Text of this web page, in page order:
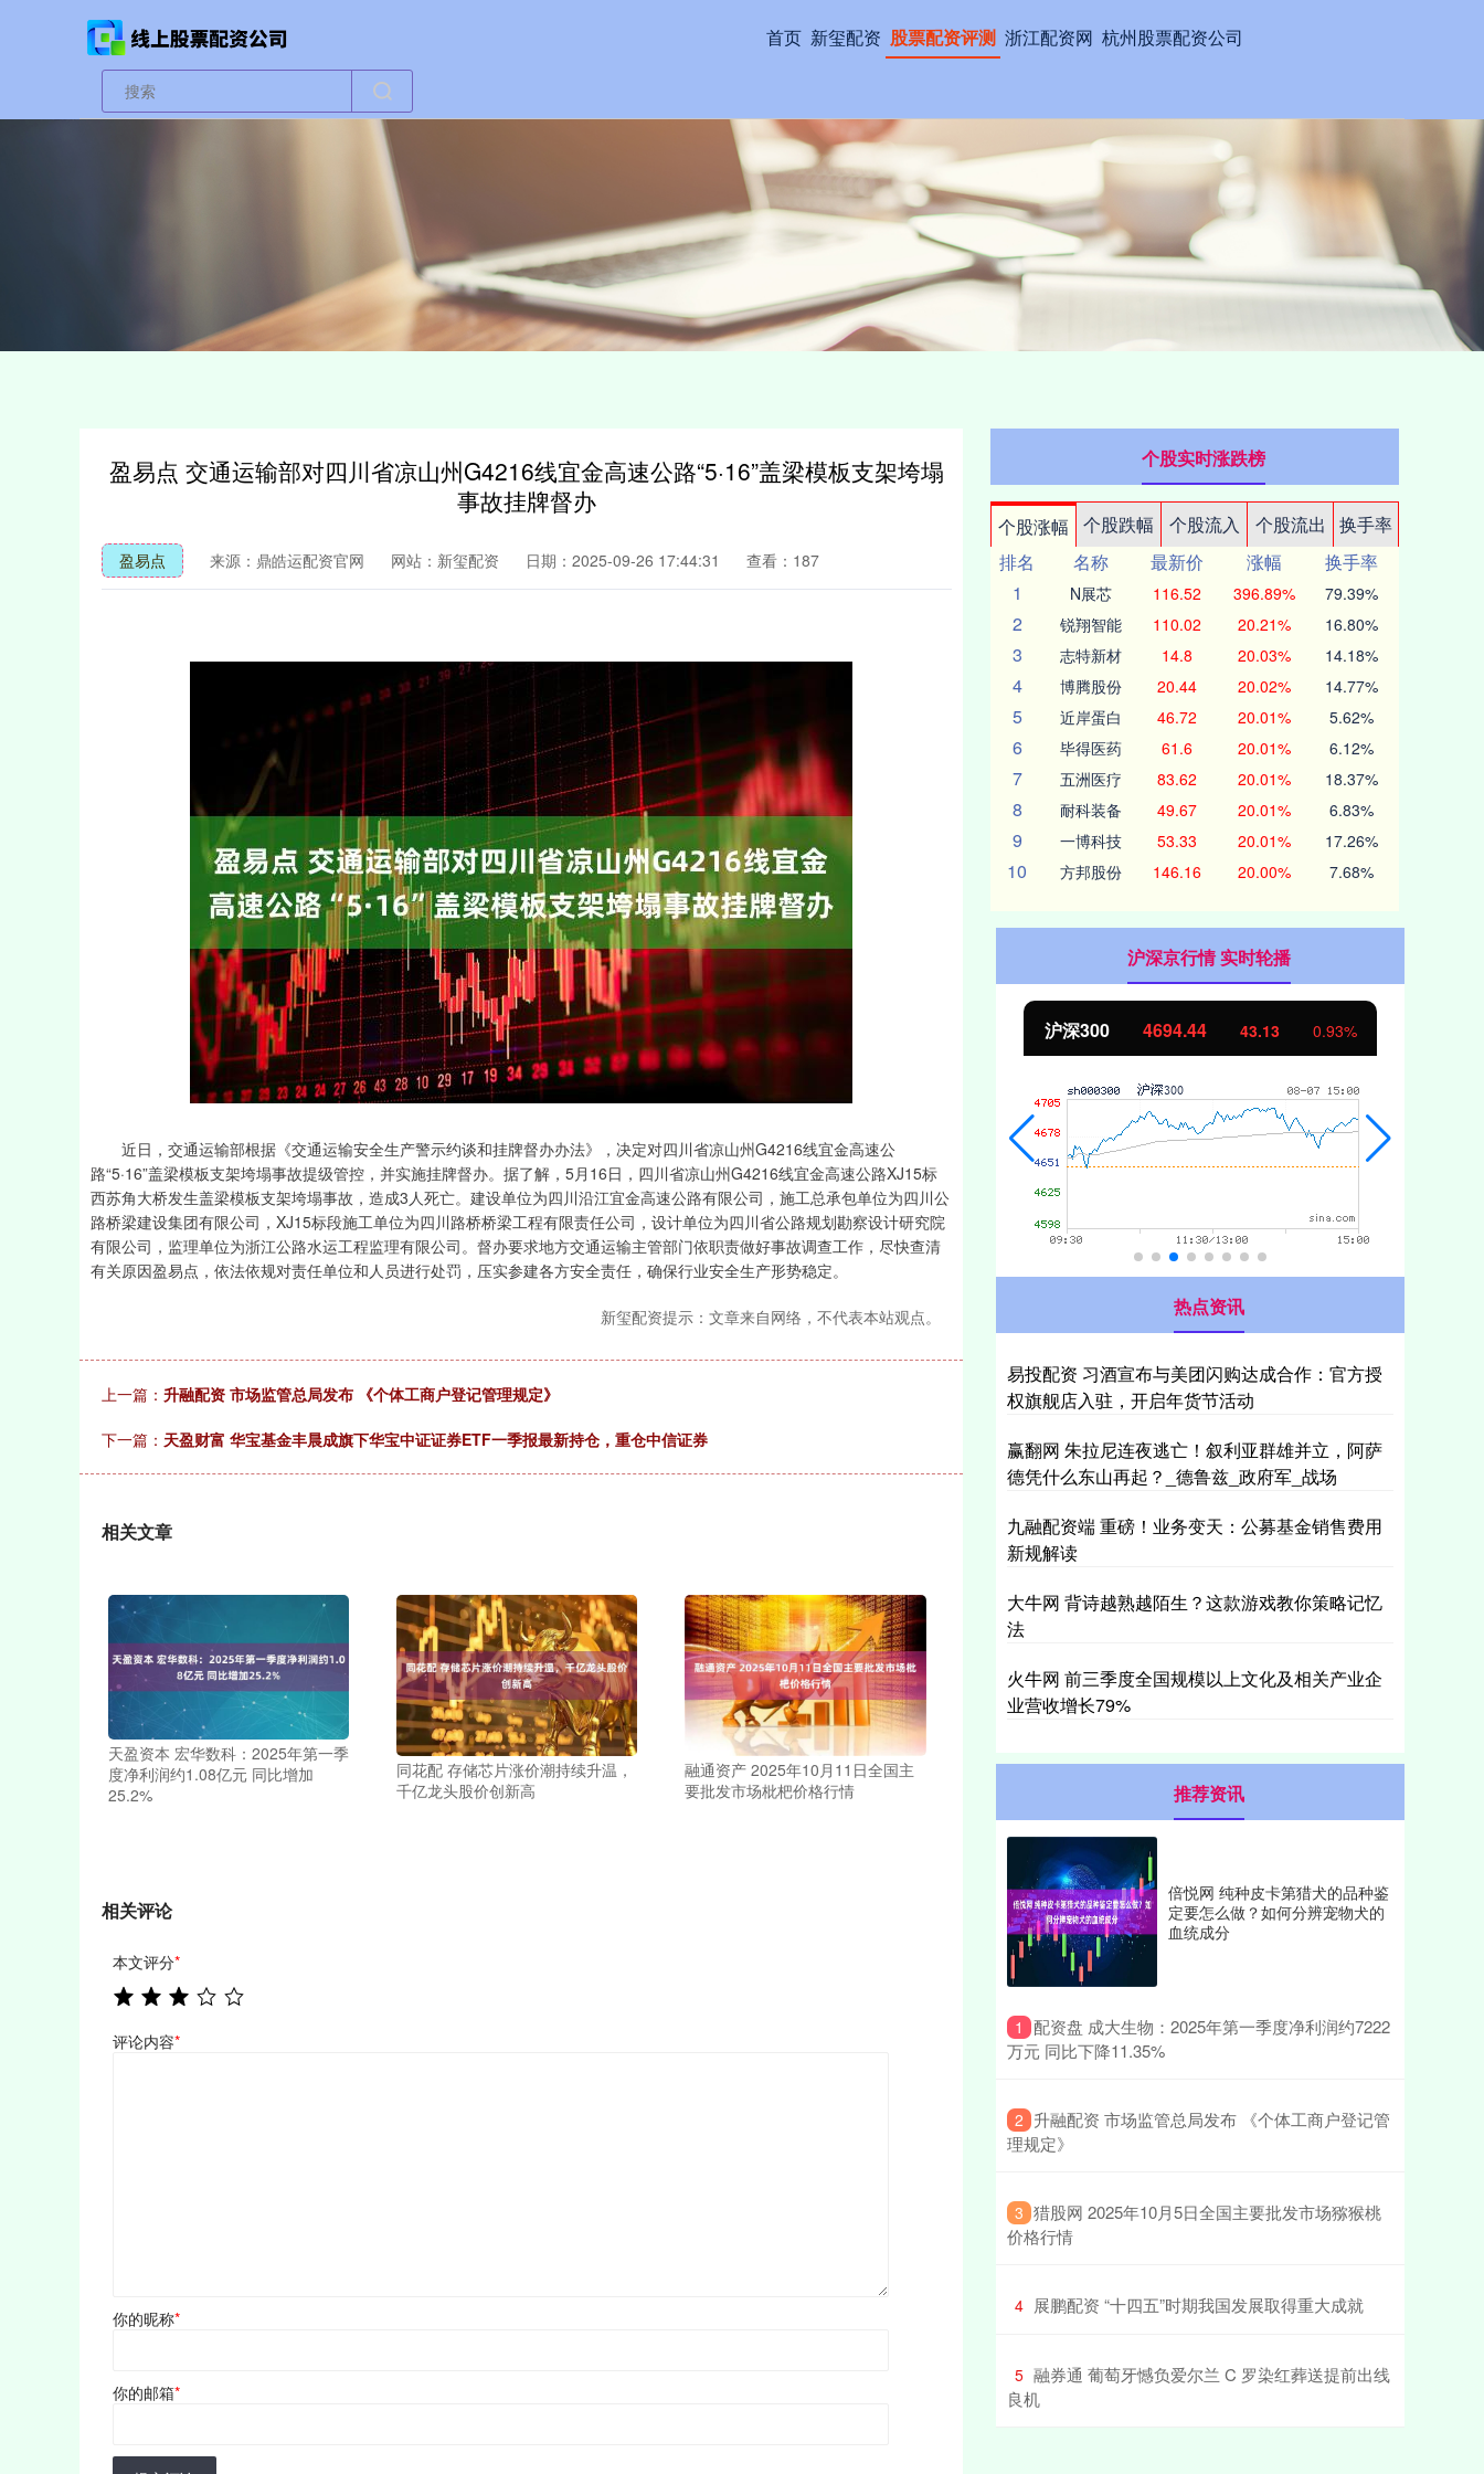
首页 新玺配资 股票配资评测 浙江配资网 杭州股票配资公司
盈易点 交通运输部对四川省凉山州G4216线宜金高速公路“5·16”盖梁模板支架垮塌
事故挂牌督办
盈易点 来源：鼎皓运配资官网 网站：新玺配资 日期：2025-09-26 17:44:31 查看：187
近日，交通运输部根据《交通运输安全生产警示约谈和挂牌督办办法》，决定对四川省凉山州G4216线宜金高速公
路“5·16”盖梁模板支架垮塌事故提级管控，并实施挂牌督办。据了解，5月16日，四川省凉山州G4216线宜金高速公路XJ15标
西苏角大桥发生盖梁模板支架垮塌事故，造成3人死亡。建设单位为四川沿江宜金高速公路有限公司，施工总承包单位为四川公
路桥梁建设集团有限公司，XJ15标段施工单位为四川路桥桥梁工程有限责任公司，设计单位为四川省公路规划勘察设计研究院
有限公司，监理单位为浙江公路水运工程监理有限公司。督办要求地方交通运输主管部门依职责做好事故调查工作，尽快查清
有关原因盈易点，依法依规对责任单位和人员进行处罚，压实参建各方安全责任，确保行业安全生产形势稳定。
新玺配资提示：文章来自网络，不代表本站观点。
上一篇： 升融配资 市场监管总局发布 《个体工商户登记管理规定》
下一篇： 天盈财富 华宝基金丰晨成旗下华宝中证证券ETF一季报最新持仓，重仓中信证券
相关文章
天盈资本 宏华数科：2025年第一季
度净利润约1.08亿元 同比增加
25.2%
同花配 存储芯片涨价潮持续升温，
千亿龙头股价创新高
融通资产 2025年10月11日全国主
要批发市场枇杷价格行情
相关评论
本文评分*
评论内容*
你的昵称*
你的邮箱*
个股实时涨跌榜
个股涨幅 个股跌幅 个股流入 个股流出
换手率
排名
名称 最新价 涨幅
换手率
1
N展芯 116.52 396.89% 79.39%
2 锐翔智能 110.02 20.21% 16.80%
3 志特新材 14.8 20.03% 14.18%
4 博腾股份 20.44 20.02% 14.77%
5 近岸蛋白 46.72 20.01% 5.62%
6 毕得医药 61.6 20.01% 6.12%
7 五洲医疗 83.62 20.01% 18.37%
8 耐科装备 49.67 20.01% 6.83%
9 一博科技 53.33 20.01% 17.26%
10 方邦股份 146.16 20.00% 7.68%
沪深京行情 实时轮播
深证成指 14311.01 200.89 1.42% 沪深300 4694.44 43.13 北证50 1134.24 11.37 1.01%
热点资讯
易投配资 习酒宣布与美团闪购达成合作：官方授
权旗舰店入驻，开启年货节活动
赢翻网 朱拉尼连夜逃亡！叙利亚群雄并立，阿萨
德凭什么东山再起？_德鲁兹_政府军_战场
九融配资端 重磅！业务变天：公募基金销售费用
新规解读
大牛网 背诗越熟越陌生？这款游戏教你策略记忆
法
火牛网 前三季度全国规模以上文化及相关产业企
业营收增长79%
推荐资讯
倍悦网 纯种皮卡第猎犬的品种鉴
定要怎么做？如何分辨宠物犬的
血统成分
1 ​配资盘 成大生物：2025年第一季度净利润约7222
万元 同比下降11.35%
2 ​升融配资 市场监管总局发布 《个体工商户登记管
理规定》
3 ​猎股网 2025年10月5日全国主要批发市场猕猴桃
价格行情
4 ​展鹏配资 “十四五”时期我国发展取得重大成就
5 ​融券通 葡萄牙憾负爱尔兰 C 罗染红葬送提前出线
良机